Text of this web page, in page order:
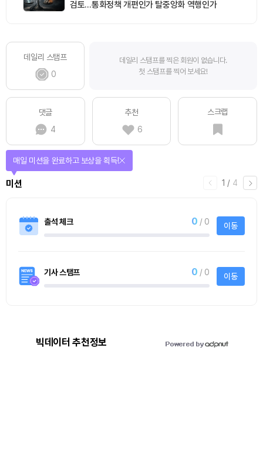
검토…통화정책 개편인가 탈중앙화 역행인가
데일리 스탬프
0
데일리 스탬프를 찍은 회원이 없습니다.
첫 스탬프를 찍어 보세요!
댓글
4
추천
6
스크랩
1 / 4
미션
매일 미션을 완료하고 보상을 획득!
출석 체크 0 / 0 이동
기사 스탬프 0 / 0 이동
빅데이터 추천정보